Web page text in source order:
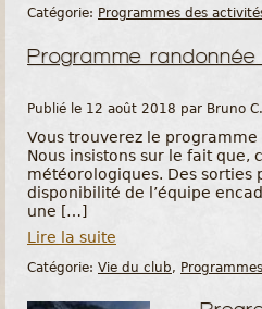
Catégorie: Programmes des
Programme
Publié le 12 août 2018 par Bruno C.
Vous trouverez le
Nous insistons sur le fait que,
météorologiques. Des
disponibilité de l’équipe
une […]
Lire la suite
Catégorie: Vie du club,